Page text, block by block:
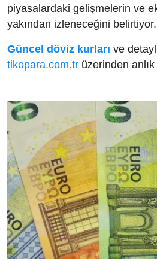
piyasalardaki gelişmelerin ve
yakından izleneceğini belirtiyor.
Güncel döviz kurları ve
tikopara.com.tr üzerinden